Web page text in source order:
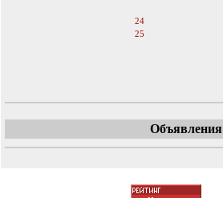
24
25
Объявления